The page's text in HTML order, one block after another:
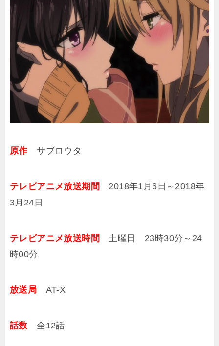
原作サブロウタ
テレビアニメ放送期間 2018年1月6日～2018年
3月24日
テレビアニメ放送時間 土曜日 23時30分～24
時00分
放送局 AT-X
話数 全12話